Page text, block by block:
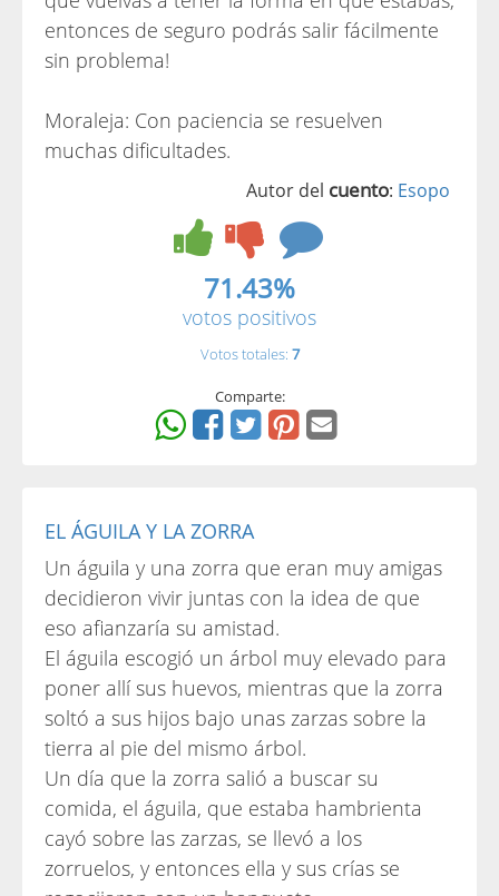
entonces de seguro podrás salir fácilmente
sin problema!
Moraleja: Con paciencia se resuelven
muchas dificultades.
Autor del cuento: Esopo
71.43%
votos positivos
Votos totales: 7
Comparte:
EL ÁGUILA Y LA ZORRA
Un águila y una zorra que eran muy amigas
decidieron vivir juntas con la idea de que
eso afianzaría su amistad.
El águila escogió un árbol muy elevado para
poner allí sus huevos, mientras que la zorra
soltó a sus hijos bajo unas zarzas sobre la
tierra al pie del mismo árbol.
Un día que la zorra salió a buscar su
comida, el águila, que estaba hambrienta
cayó sobre las zarzas, se llevó a los
zorruelos, y entonces ella y sus crías se